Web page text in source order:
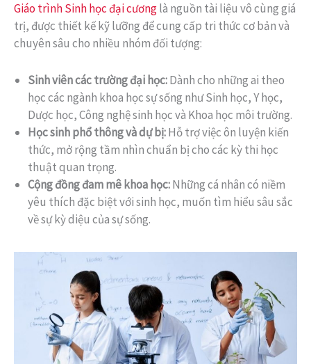
Giáo trình Sinh học đại cươnglà nguồn tài liệu vô cùng giá
trị, được thiết kế kỹ lưỡng để cung cấp tri thức cơ bản và
chuyên sâu cho nhiều nhóm đối tượng:
Sinh viên các trường đại học:Dành cho những ai theo
học các ngành khoa học sự sống như Sinh học, Y học,
Dược học, Công nghệ sinh học và Khoa học môi trường.
Học sinh phổ thông và dự bị:Hỗ trợ việc ôn luyện kiến
thức, mở rộng tầm nhìn chuẩn bị cho các kỳ thi học
thuật quan trọng.
Cộng đồng đam mê khoa học:Những cá nhân có niềm
yêu thích đặc biệt với sinh học, muốn tìm hiểu sâu sắc
về sự kỳ diệu của sự sống.